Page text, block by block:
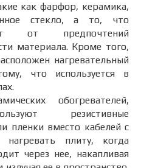
как фарфор, керамика,
стекло, а то, что
от предпочтений
материала. Кроме того,
нагревательный
что используется в
обогревателей,
резистивные
пленки вместо кабелей с
плиту, когда
через нее, накапливая